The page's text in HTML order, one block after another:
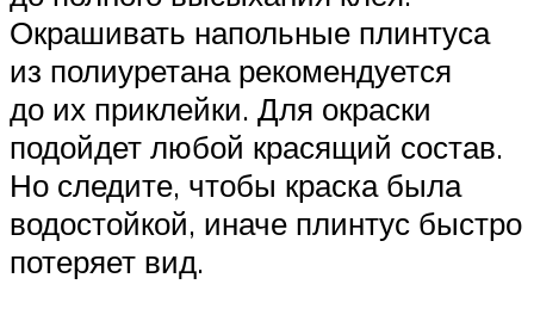
Окрашивать напольные плинтуса
из полиуретана рекомендуется
до их приклейки. Для окраски
подойдет любой красящий состав.
Но следите, чтобы краска была
водостойкой, иначе плинтус быстро
потеряет вид.